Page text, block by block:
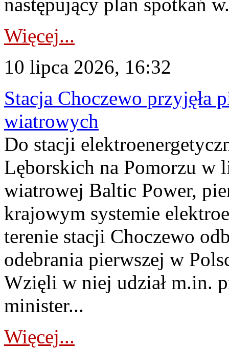
Więcej...
10 lipca 2026, 16:32
Stacja Choczewo przyjęła
wiatrowych
Do stacji
Lęborskich na Pomorzu w
wiatrowej Baltic Power,
krajowym systemie
terenie stacji Choczewo
odebrania pierwszej w
Wzięli w niej udział m.in.
minister...
Więcej...